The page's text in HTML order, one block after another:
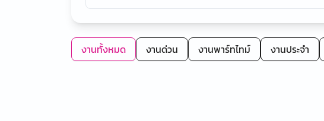
งานทั้งหมด งานด่วน งานพาร์ทไทม์ งานประจำ